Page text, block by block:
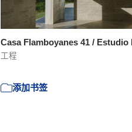
Casa Flamboyanes 41 / Estudio
工程
添加书签